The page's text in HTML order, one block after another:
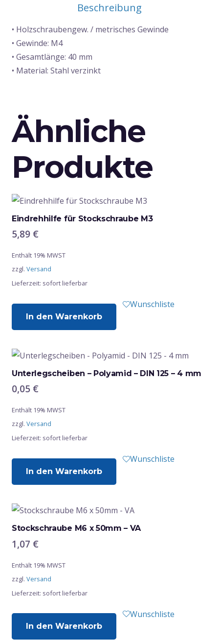
Beschreibung
• Holzschraubengew. / metrisches Gewinde
• Gewinde: M4
• Gesamtlänge: 40 mm
• Material: Stahl verzinkt
Ähnliche
Produkte
Eindrehhilfe für Stockschraube M3
5,89 €
Enthält 19% MWST
zzgl. Versand
Lieferzeit: sofort lieferbar
In den Warenkorb
Wunschliste
Unterlegscheiben – Polyamid – DIN 125 – 4 mm
0,05 €
Enthält 19% MWST
zzgl. Versand
Lieferzeit: sofort lieferbar
In den Warenkorb
Wunschliste
Stockschraube M6 x 50mm – VA
1,07 €
Enthält 19% MWST
zzgl. Versand
Lieferzeit: sofort lieferbar
In den Warenkorb
Wunschliste